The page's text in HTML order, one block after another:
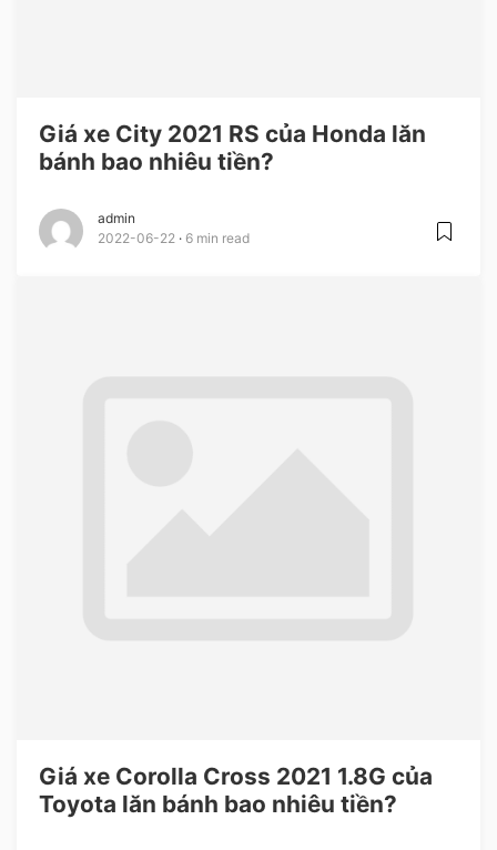
Giá xe City 2021 RS của Honda lăn
bánh bao nhiêu tiền?
admin
2022-06-22
6 min read
Giá xe Corolla Cross 2021 1.8G của
Toyota lăn bánh bao nhiêu tiền?